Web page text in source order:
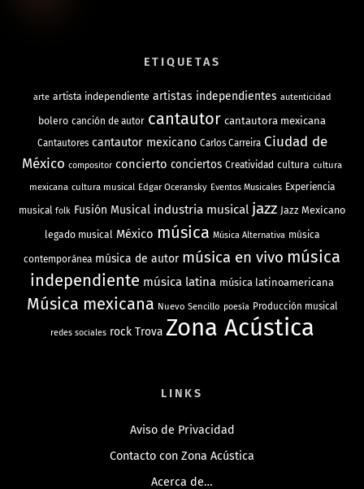
ETIQUETAS
arte artista independiente artistas independientes autenticidad
bolero canción de autor cantautor cantautora mexicana
Cantautores cantautor mexicano Carlos Carreira Ciudad de
México compositor concierto conciertos Creatividad cultura cultura
mexicana cultura musical Edgar Oceransky Eventos Musicales Experiencia
musical folk Fusión Musical industria musical jazz Jazz Mexicano
legado musical México música Música Alternativa música
contemporánea música de autor música en vivo música
independiente música latina música latinoamericana
Música mexicana Nuevo Sencillo poesía Producción musical
redes sociales rock Trova Zona Acústica
LINKS
Aviso de Privacidad
Contacto con Zona Acústica
Acerca de…